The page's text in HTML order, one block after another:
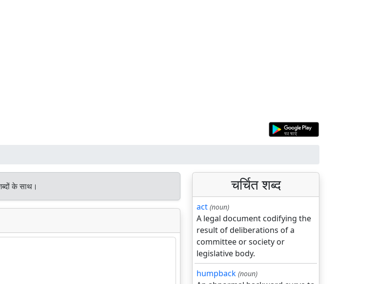
के साथ। चर्चित शब्द
act (noun)
A legal document codifying the
result of deliberations of a
committee or society or
legislative body.
humpback (noun)